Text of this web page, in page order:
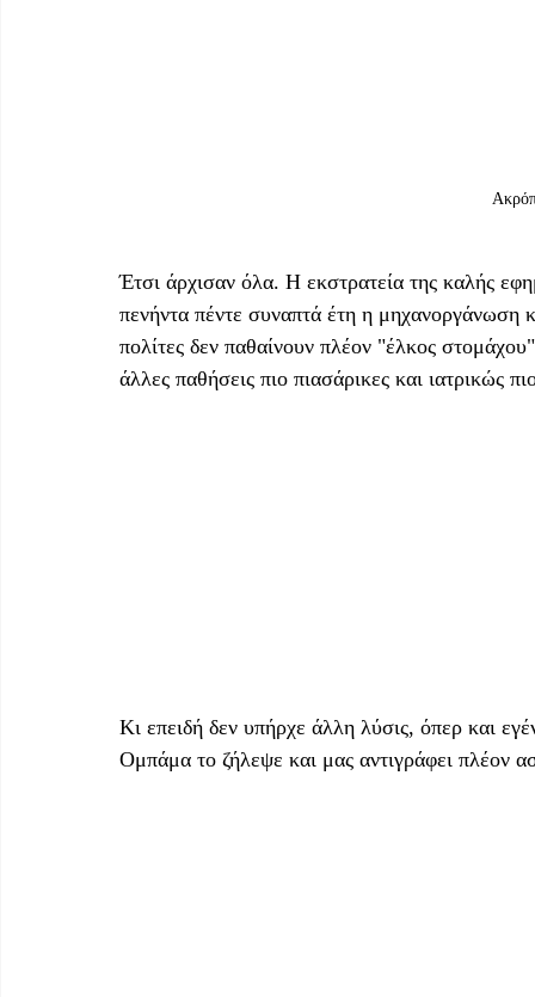
Έτσι άρχισαν όλα. Η εκστρατεία της καλής
πενήντα πέντε συναπτά έτη η μηχανοργάνωση
πολίτες δεν παθαίνουν πλέον "έλκος
άλλες παθήσεις πιο πιασάρικες και ιατρικώς
Κι επειδή δεν υπήρχε άλλη λύσις, όπερ και
Ομπάμα το ζήλεψε και μας αντιγράφει πλέον